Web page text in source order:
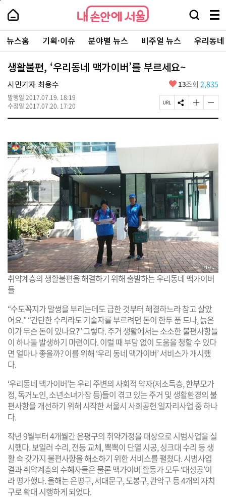
본
로
가
내
손
안
에
서
울
-
서
울
시
대
표
소
털
내
손
에
울
검
창
열
기
메
뉴
전
체
보
주
요
서
뉴스홈 기획·이슈 분야별 뉴스 비주얼 뉴스 우리동
생활불편, ‘우리동네 맥가이버’를 부르세요~
시민기자 최용수
발행일 2017.07.19. 18:19
수정일 2017.07.20. 17:20
좋
요
13조회 2,835
페
이
L
S
N
하
글
자
경
하
기
글
자
작
게
경
하
기
취약계층의 생활불편을 해결하기 위해 출발하는 우리동네 맥가이버
들
“수도꼭지가 말썽을 부리는데도 급한 것부터 해결하느라 참고 살았
어요.” “간단한 수리라도 기술자를 부르려면 돈이 한두 푼 드나, 늙은
이가 무슨 돈이 있나요?” 그렇다. 주거 생활에서는 소소한 불편사항들
이 하나둘 발생하기 마련이다. 이럴 때 부담 없이 도움을 청할 수 있다
면 얼마나 좋을까? 이를 위해 ‘우리 동네 맥가이버’ 서비스가 개시했
다.
‘우리동네 맥가이버’는 우리 주변의 사회적 약자(저소득층, 한부모가
정, 독거노인, 소년소녀가장 등)들이 겪고 있는 주거 및 생활환경의 불
편사항을 개선하기 위해 시작한 서울시 사회공헌 일자리사업 중 하나
다.
작년 9월부터 4개월간 은평구의 취약가정을 대상으로 시범사업을 실
시했다. 보일러 수리, 전등 교체, 뽁뽁이 단열 시공, 싱크대 수리 등 생
활 속 갖가지 불편사항을 해소하기 위한 서비스를 펼쳤다. 시범사업
결과 취약계층의 수혜자들은 물론 맥가이버 활동가 모두 ‘대성공’이
라 평가했다. 올해는 은평구, 서대문구, 도봉구, 관악구 등 4개의 자치
구로 확대 시행하게 되었다.
페
상
단
로